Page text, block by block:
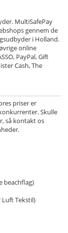
MultiSafePay
gennem de
i Holland.
online
PayPal, Gift
Cash, The
priser er
Skulle
så kontakt os
beachflag)
Tekstil)